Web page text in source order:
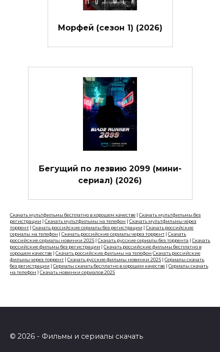
Морфей (сезон 1) (2026)
Бегущий по лезвию 2099 (мини-
сериал) (2026)
Скачать мультфильмы бесплатно в хорошем качестве | Скачать мультфильмы без
регистрации | Скачать мультфильмы на телефон | Скачать мультфильмы через
торрент | Скачать российские сериалы без регистрации | Скачать российские
сериалы на телефон | Скачать российские сериалы через торрент | Скачать
российские сериалы новинки 2025 | Скачать русские сериалы без торрента | Скачать
российские фильмы без регистрации | Скачать российские фильмы бесплатно в
хорошем качестве | Скачать российские фильмы на телефон Скачать российские
фильмы через торрент | Скачать русские фильмы новинки 2025 | Сериалы скачать
без регистрации | Сериалы скачать бесплатно в хорошем качестве | Сериалы скачать
на телефон | Скачать новинки сериалов 2025
© 2026 - Фильмы и сериалы скачать